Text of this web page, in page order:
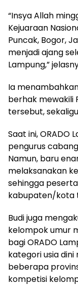
“Insya Allah
Kejuaraan
Puncak, Bogor,
menjadi ajang
Lampung,”
Ia
berhak mewakili
tersebut,
Saat ini, ORADO
pengurus
Namun, baru
melaksanakan
sehingga
kabupaten/kota
Budi juga
kelompok umur
bagi ORADO
kategori usia
beberapa
kompetisi